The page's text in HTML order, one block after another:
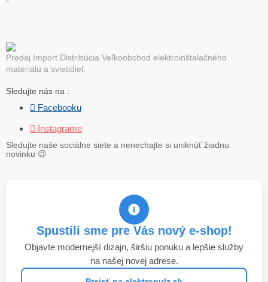
Predaj Import Distribúcia Veľkoobchod elektroinštalačného
materiálu a svietidiel.
Sledujte nás na :
 Facebooku
 Instagrame
Sledujte naše sociálne siete a nenechajte si uniknúť žiadnu
novinku 😉
Spustili sme pre Vás nový e-shop!
Objavte modernejší dizajn, širšiu ponuku a lepšie služby
na našej novej adrese.